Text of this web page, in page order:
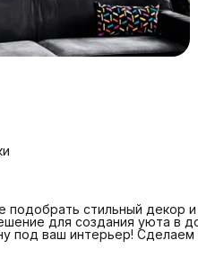
стильный декор
для создания уюта в
под ваш интерьер!